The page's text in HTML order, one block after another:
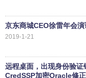
京东商城CEO徐雷年会演
2019-1-21
远程桌面，出现身份验
CredSSP加密Oracle修正